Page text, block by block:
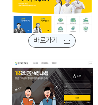
바로가기